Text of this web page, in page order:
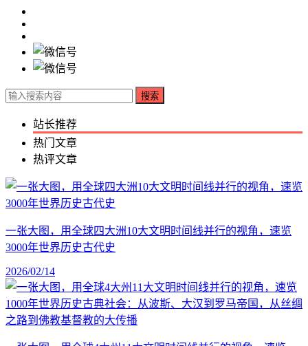
搜索
站长推荐
热门文章
热评文章
一张大图，用全球四大洲10大文明时间线并行的视角，速览
3000年世界历史古代史
2026/02/14